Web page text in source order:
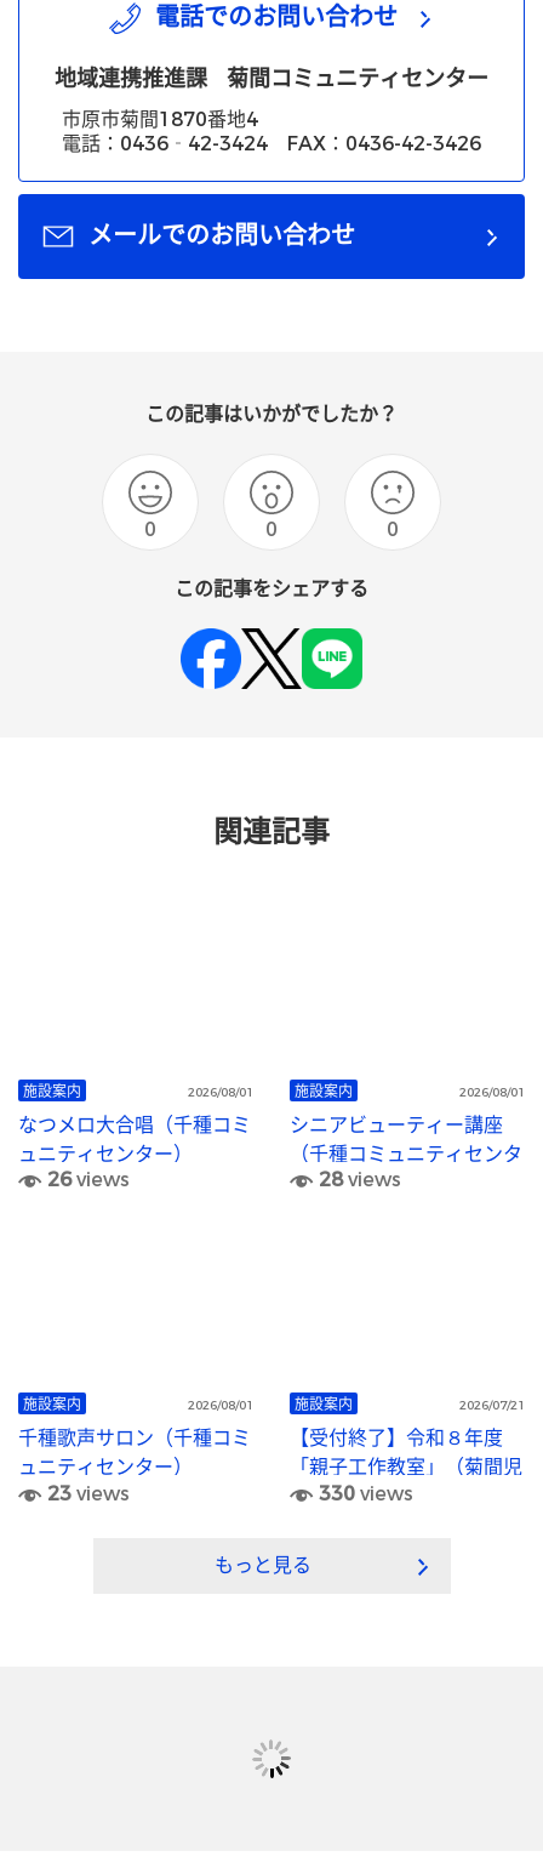
電話でのお問い合わせ
地域連携推進課 菊間コミュニティセンター
市原市菊間1870番地4
電話：0436‐42-3424 FAX：0436-42-3426
メールでのお問い合わせ
この記事はいかがでしたか？
0 0 0
この記事をシェアする
関連記事
施設案内 2026/08/01
なつメロ大合唱（千種コミ
ュニティセンター）
26views
施設案内 2026/08/01
シニアビューティー講座
（千種コミュニティセンタ
ー）28views
施設案内 2026/08/01
千種歌声サロン（千種コミ
ュニティセンター）
23views
施設案内 2026/07/21
【受付終了】令和８年度
「親子工作教室」（菊間児
童館）
330views
もっと見る